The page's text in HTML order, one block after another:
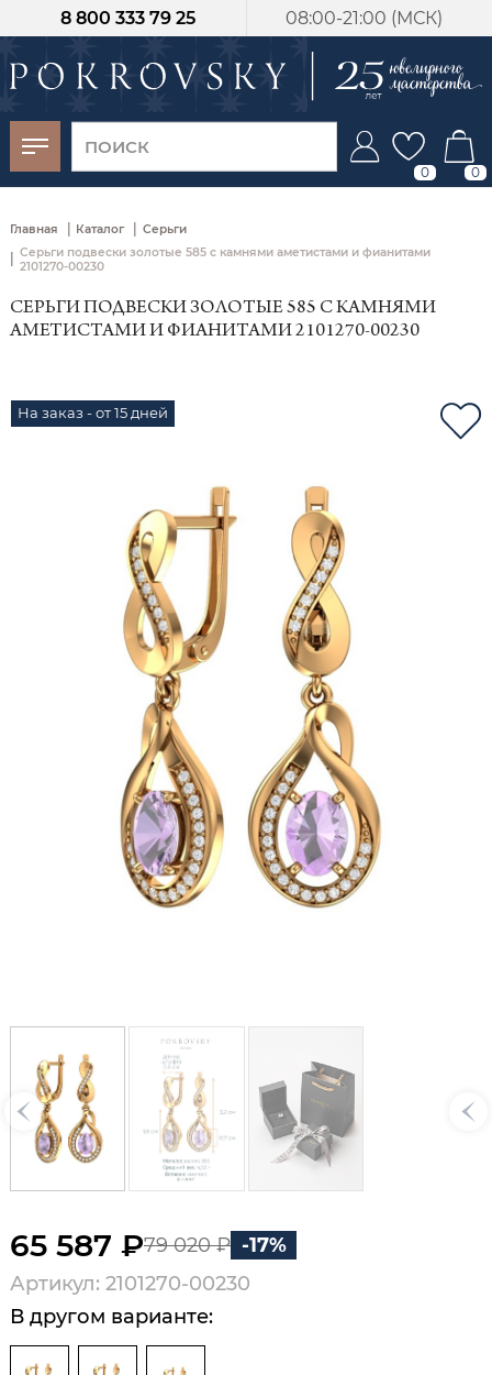
08:00-21:00 (МСК)
8 800 333 79 25
0 0
Главная | Каталог | Серьги
Серьги подвески золотые 585 с камнями аметистами и фианитами
2101270-00230
СЕРЬГИ ПОДВЕСКИ ЗОЛОТЫЕ 585 С КАМНЯМИ
АМЕТИСТАМИ И ФИАНИТАМИ 2101270-00230
На заказ - от 15 дней
65 587 ₽79 020 ₽ -17%
Артикул: 2101270-00230
В другом варианте:
-30%
от 15 дней с
момента оплаты